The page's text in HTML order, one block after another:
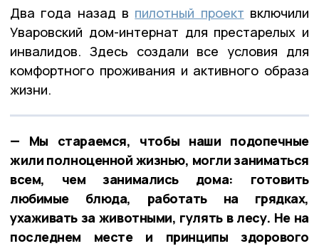
Два года назад в пилотный проект включили
Уваровский дом-интернат для престарелых и
инвалидов. Здесь создали все условия для
комфортного проживания и активного образа
жизни.
— Мы стараемся, чтобы наши подопечные
жили полноценной жизнью, могли заниматься
всем, чем занимались дома: готовить
любимые блюда, работать на грядках,
ухаживать за животными, гулять в лесу. Не на
последнем месте и принципы здорового